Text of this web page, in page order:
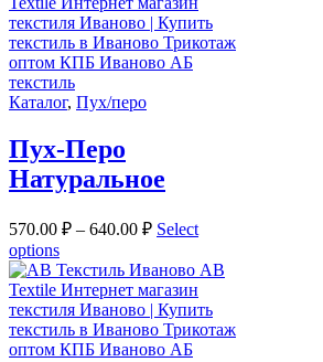
Каталог, Пух/перо
Пух-Перо
Натуральное
570.00 ₽ – 640.00 ₽ Select
options